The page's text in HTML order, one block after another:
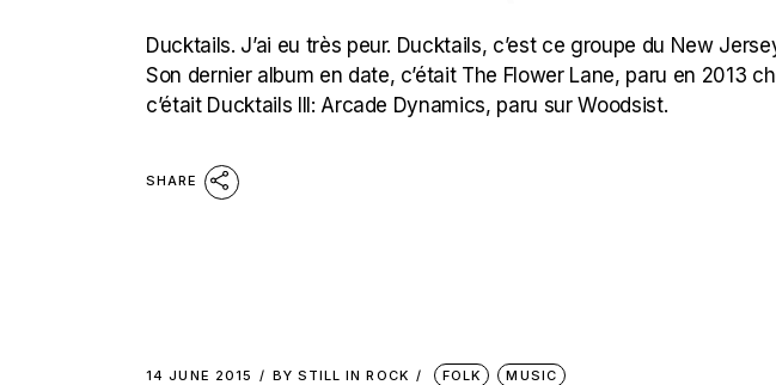
Ducktails. J’ai eu très peur. Ducktails, c’est ce groupe du New
Son dernier album en date, c’était The Flower Lane, paru en 2013
c’était Ducktails III: Arcade Dynamics, paru sur Woodsist.
SHARE
14 JUNE 2015 BY STILL IN ROCK FOLK MUSIC